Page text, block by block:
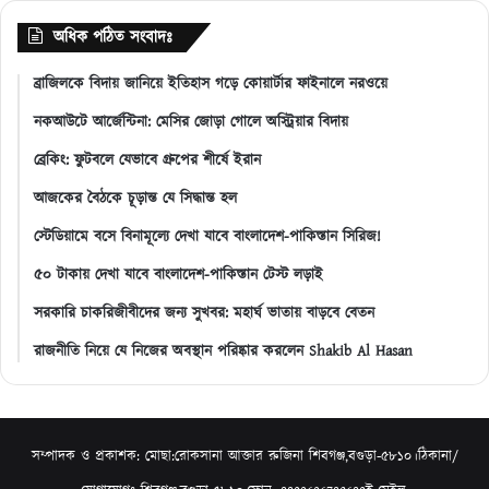
অধিক পঠিত সংবাদঃ
ব্রাজিলকে বিদায় জানিয়ে ইতিহাস গড়ে কোয়ার্টার ফাইনালে নরওয়ে
নকআউটে আর্জেন্টিনা: মেসির জোড়া গোলে অস্ট্রিয়ার বিদায়
ব্রেকিং: ফুটবলে যেভাবে গ্রুপের শীর্ষে ইরান
আজকের বৈঠকে চূড়ান্ত যে সিদ্ধান্ত হল
স্টেডিয়ামে বসে বিনামূল্যে দেখা যাবে বাংলাদেশ-পাকিস্তান সিরিজ!
৫০ টাকায় দেখা যাবে বাংলাদেশ-পাকিস্তান টেস্ট লড়াই
সরকারি চাকরিজীবীদের জন্য সুখবর: মহার্ঘ ভাতায় বাড়বে বেতন
রাজনীতি নিয়ে যে নিজের অবস্থান পরিষ্কার করলেন Shakib Al Hasan
সম্পাদক ও প্রকাশক: মোছা:রোকসানা আক্তার রুজিনা শিবগঞ্জ,বগুড়া-৫৮১০।ঠিকানা/